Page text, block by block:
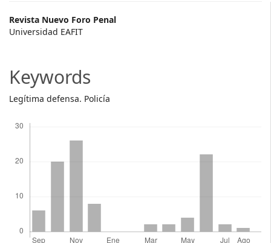
Main
Article
Revista Nuevo Foro Penal
Universidad EAFIT
Keywords
Legítima defensa. Policía